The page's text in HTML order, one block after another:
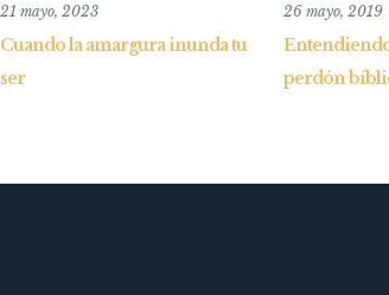
21 mayo, 2023
Cuando la amargura inunda tu
ser
26 mayo, 2019
perdón